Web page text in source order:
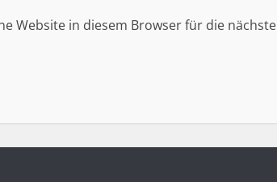
Website in diesem Browser für die nächste